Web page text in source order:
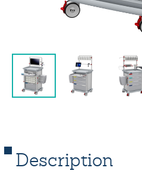
Description